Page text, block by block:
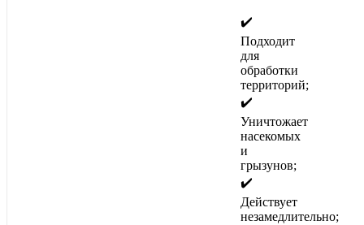
✔️
Подходит
для
обработки
территорий;
✔️
Уничтожает
насекомых
и
грызунов;
✔️
Действует
незамедлительно;